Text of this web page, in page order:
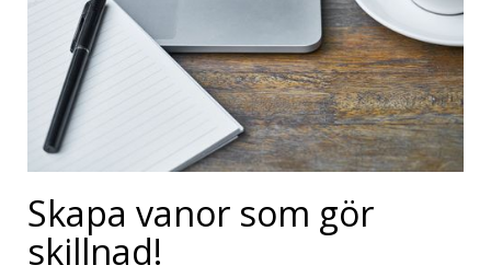
Skapa vanor som gör
skillnad!